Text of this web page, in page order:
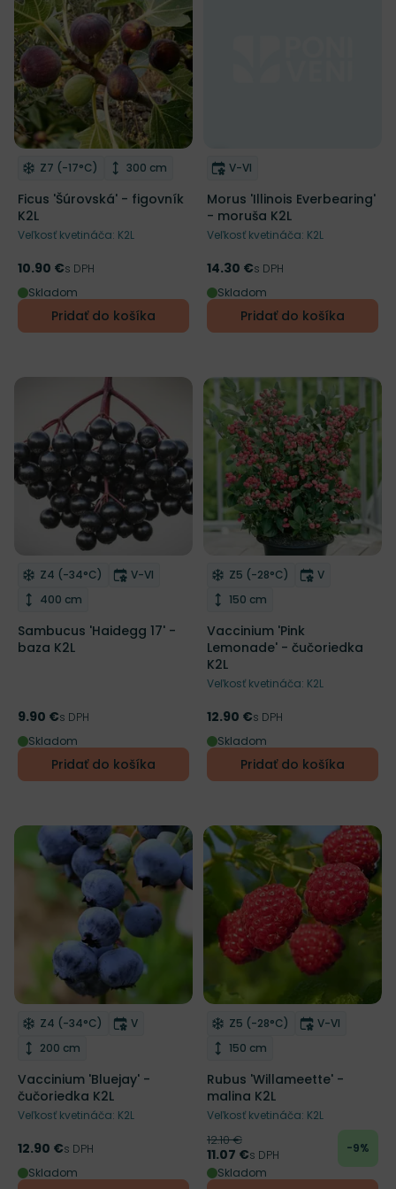
Odober do zoznamu želaní
Mrazuvzdornosť
Z7 (-17°C) Výška rastliny
300 cm
Ficus 'Šúrovská' - figovník
K2L
Veľkosť kvetináča: K2L
Cena
10.90 €s DPH
Skladom
Pridať do košíka
Odober do zoznamu želaní
Doba kvitnutia
V-VI
Morus 'Illinois Everbearing'
- moruša K2L
Veľkosť kvetináča: K2L
Cena
14.30 €s DPH
Skladom
Pridať do košíka
NOVINKA
Odober do zoznamu želaní
Mrazuvzdornosť
Z4 (-34°C) Doba kvitnutia
V-VI
Výška rastliny
400 cm
Sambucus 'Haidegg 17' -
baza K2L
Cena
9.90 €s DPH
Skladom
Pridať do košíka
Odober do zoznamu želaní
Mrazuvzdornosť
Z5 (-28°C) Doba
V
Výška rastliny
150 cm
Vaccinium 'Pink
Lemonade' - čučoriedka
K2L
Veľkosť kvetináča: K2L
Cena
12.90 €s DPH
Skladom
Pridať do košíka
Odober do zoznamu želaní
Mrazuvzdornosť
Z4 (-34°C) Doba kvitnutia
V
Výška rastliny
200 cm
Vaccinium 'Bluejay' -
čučoriedka K2L
Veľkosť kvetináča: K2L
Cena
12.90 €s DPH
Skladom
Zľava
Odober do zoznamu želaní
Mrazuvzdornosť
Z5 (-28°C) Doba
V-VI
Výška rastliny
150 cm
Rubus 'Willameette' -
malina K2L
Veľkosť kvetináča: K2L
Pôvodná cena
12.10 €
Cena
11.07 €s DPH
-9%
Skladom